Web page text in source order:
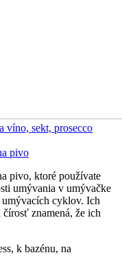
víno, sekt, prosecco
pivo
pivo, ktoré používate
umývania v umývačke
cyklov. Ich
znamená, že ich
k bazénu, na